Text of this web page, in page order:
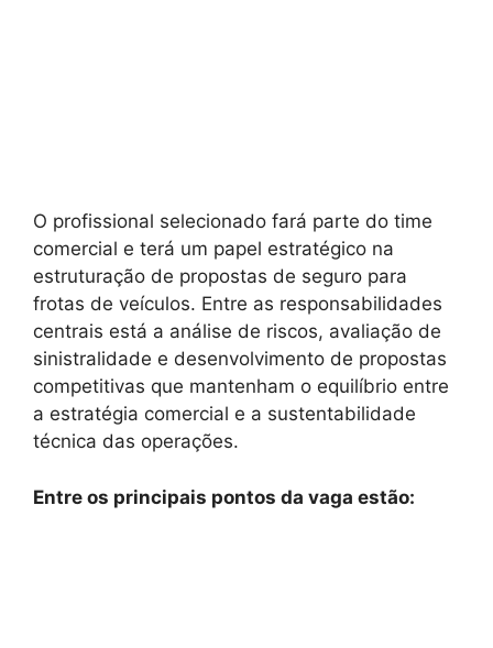
O profissional selecionado fará parte do time
comercial e terá um papel estratégico na
estruturação de propostas de seguro para
frotas de veículos. Entre as responsabilidades
centrais está a análise de riscos, avaliação de
sinistralidade e desenvolvimento de propostas
competitivas que mantenham o equilíbrio entre
a estratégia comercial e a sustentabilidade
técnica das operações.
Entre os principais pontos da vaga estão: